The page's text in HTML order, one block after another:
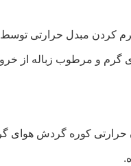
گرم کردن مبدل حرارتی
گرم و مرطوب زباله از
کوره گردش هوای گرم